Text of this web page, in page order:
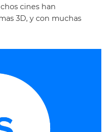
cines han
3D, y con muchas